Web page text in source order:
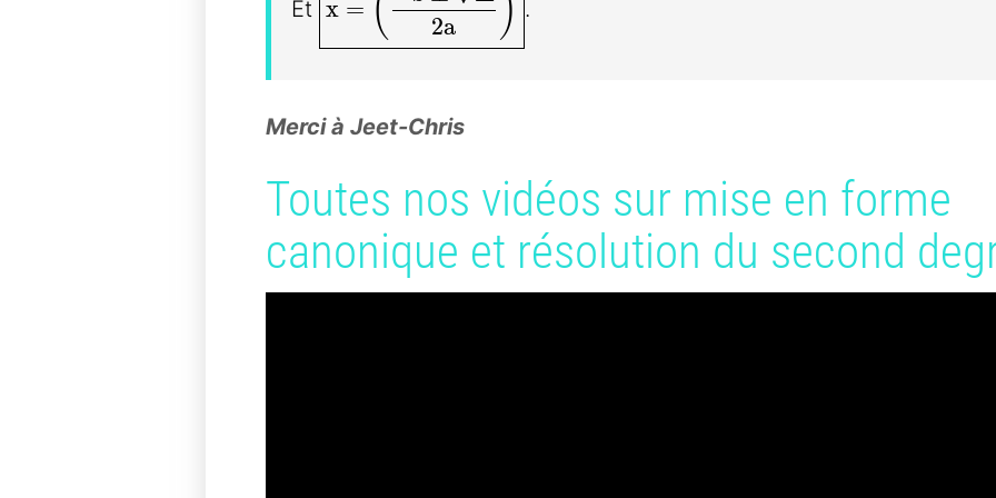
Et x =
2a
.
Merci à Jeet-Chris
Toutes nos vidéos sur mise en forme
canonique et résolution du second